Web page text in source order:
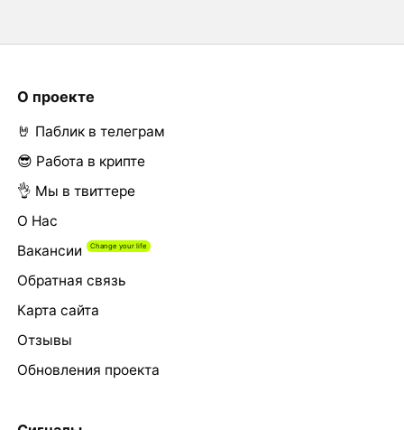
О проекте
🤘 Паблик в телеграм
😎 Работа в крипте
👌 Мы в твиттере
О Нас
Вакансии
Обратная связь
Карта сайта
Отзывы
Обновления проекта